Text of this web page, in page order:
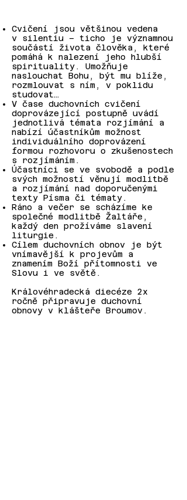
Cvičení jsou většinou vedena
v silentiu – ticho je významnou
součástí života člověka, které
pomáhá k nalezení jeho hlubší
spirituality. Umožňuje
naslouchat Bohu, být mu blíže,
rozmlouvat s ním, v poklidu
studovat…
V čase duchovních cvičení
doprovázející postupně uvádí
jednotlivá témata rozjímání a
nabízí účastníkům možnost
individuálního doprovázení
formou rozhovoru o zkušenostech
s rozjímáním.
Účastníci se ve svobodě a podle
svých možností věnují modlitbě
a rozjímání nad doporučenými
texty Písma či tématy.
Ráno a večer se scházíme ke
společné modlitbě Žaltáře,
každý den prožíváme slavení
liturgie.
Cílem duchovních obnov je být
vnímavější k projevům a
znamením Boží přítomnosti ve
Slovu i ve světě.
Královéhradecká diecéze 2x
ročně připravuje duchovní
obnovy v klášteře Broumov.